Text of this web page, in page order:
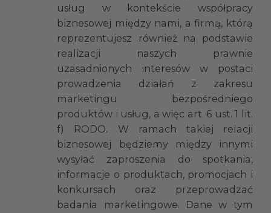
usług w kontekście współpracy
biznesowej między nami, a firmą, którą
reprezentujesz również na podstawie
realizacji naszych prawnie
uzasadnionych interesów w postaci
prowadzenia działań z zakresu
marketingu bezpośredniego
produktów i usług, a więc art. 6 ust. 1 lit.
f) RODO. W ramach takiej relacji
biznesowej będziemy między innymi
wysyłać zaproszenia do spotkania,
informacje o produktach, promocjach i
konkursach oraz przeprowadzać
badania marketingowe. Dane w tym